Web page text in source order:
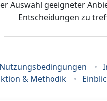
Auswahl geeigneter
Entscheidungen zu
Nutzungsbedingungen
& Methodik